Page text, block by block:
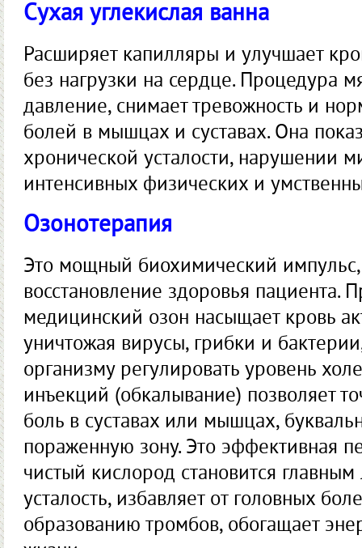
Сухая углекислая ванна
Расширяет капилляры и улучшает
без нагрузки на сердце. Процедура
давление, снимает тревожность и
болей в мышцах и суставах. Она
хронической усталости, нарушении
интенсивных физических и
Озонотерапия
Это мощный биохимический
восстановление здоровья пациента.
медицинский озон насыщает кровь
уничтожая вирусы, грибки и
организму регулировать уровень
инъекций (обкалывание) позволяет
боль в суставах или мышцах,
пораженную зону. Это эффективная
чистый кислород становится
усталость, избавляет от головных
образованию тромбов, обогащает